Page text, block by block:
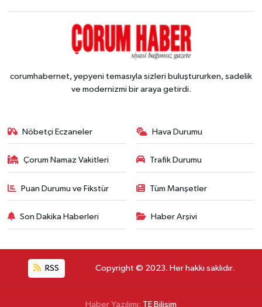
corumhabernet, yepyeni temasıyla sizleri buluştururken, sadelik
ve modernizmi bir araya getirdi.
Nöbetçi Eczaneler Hava Durumu
Çorum Namaz Vakitleri Trafik Durumu
Puan Durumu ve Fikstür Tüm Manşetler
Son Dakika Haberleri Haber Arşivi
RSS Copyright © 2023. Her hakkı saklıdır.
Haber Yazılımı: TE Bilişim